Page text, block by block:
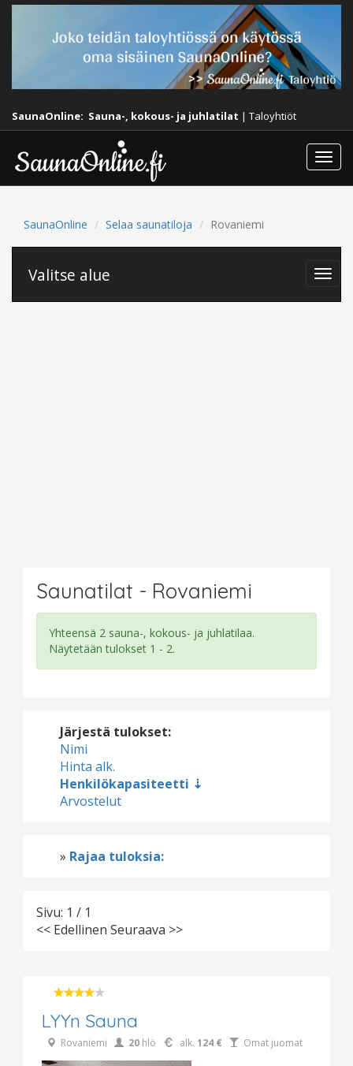
SaunaOnline: Sauna-, kokous- ja juhlatilat | Taloyhtiöt
SaunaOnline Selaa saunatiloja Rovaniemi
Valitse alue
Saunatilat - Rovaniemi
Yhteensä 2 sauna-, kokous- ja juhlatilaa.
Näytetään tulokset 1 - 2.
Järjestä tulokset:
Nimi
Hinta alk.
Henkilökapasiteetti
Arvostelut
» Rajaa tuloksia:
Sivu: 1 / 1
<< Edellinen Seuraava >>
LYYn Sauna
Rovaniemi 20 hlö alk. 124 € Omat juomat